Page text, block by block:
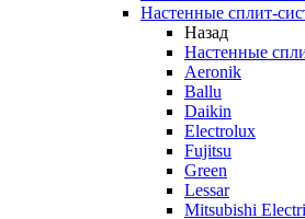
Настенные сплит-
Назад
Настенные
Aeronik
Ballu
Daikin
Electrolux
Fujitsu
Green
Lessar
Mitsubishi